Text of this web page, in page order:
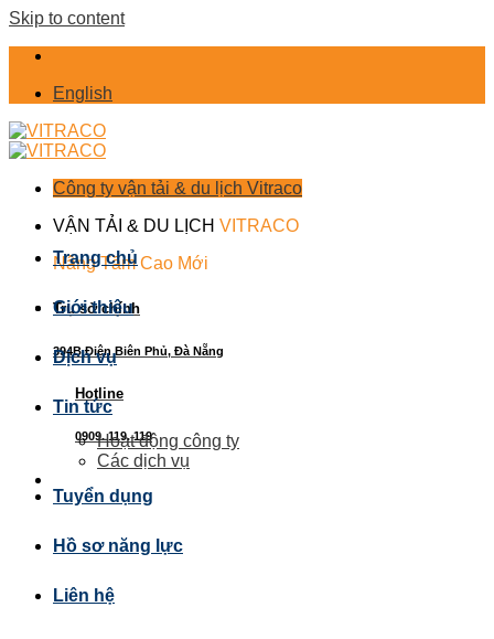
Skip to content
English
Công ty vận tải & du lịch Vitraco
VẬN TẢI & DU LỊCH VITRACO
Nâng Tầm Cao Mới
Trụ sở chính
394B Điện Biên Phủ, Đà Nẵng
Hotline
0909. 119. 119
Trang chủ
Giới thiệu
Dịch vụ
Tin tức
Hoạt động công ty
Các dịch vụ
Tuyển dụng
Hồ sơ năng lực
Liên hệ